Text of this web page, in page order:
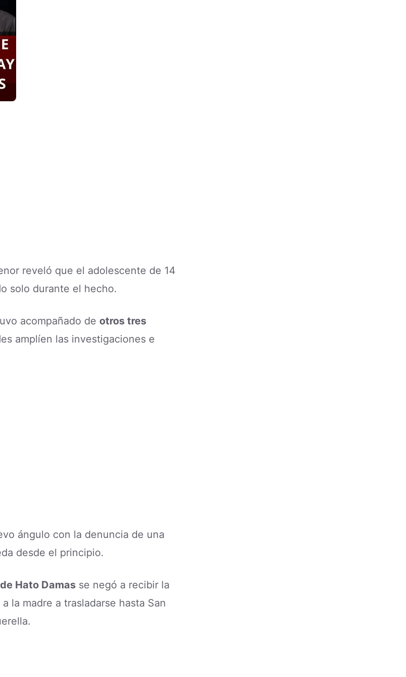
reveló que el adolescente de 14
solo durante el hecho.
acompañado de otros tres
amplíen las investigaciones e
ángulo con la denuncia de una
desde el principio.
Hato Damas se negó a recibir la
la madre a trasladarse hasta San